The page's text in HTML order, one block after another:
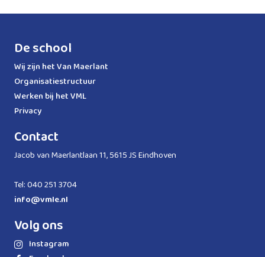
De school
Wij zijn het Van Maerlant
Organisatiestructuur
Werken bij het VML
Privacy
Contact
Jacob van Maerlantlaan 11, 5615 JS Eindhoven
Tel: 040 251 3704
info@vmle.nl
Volg ons
Instagram